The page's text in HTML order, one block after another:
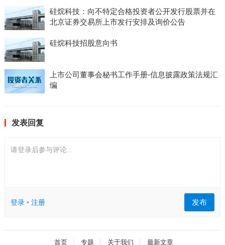
硅烷科技：向不特定合格投资者公开发行股票并在
北京证券交易所上市发行安排及询价公告
硅烷科技招股意向书
上市公司董事会秘书工作手册-信息披露政策法规汇
编
发表回复
请登录后参与评论...
登录• 注册 发布
首页 专题 关于我们 最新文章